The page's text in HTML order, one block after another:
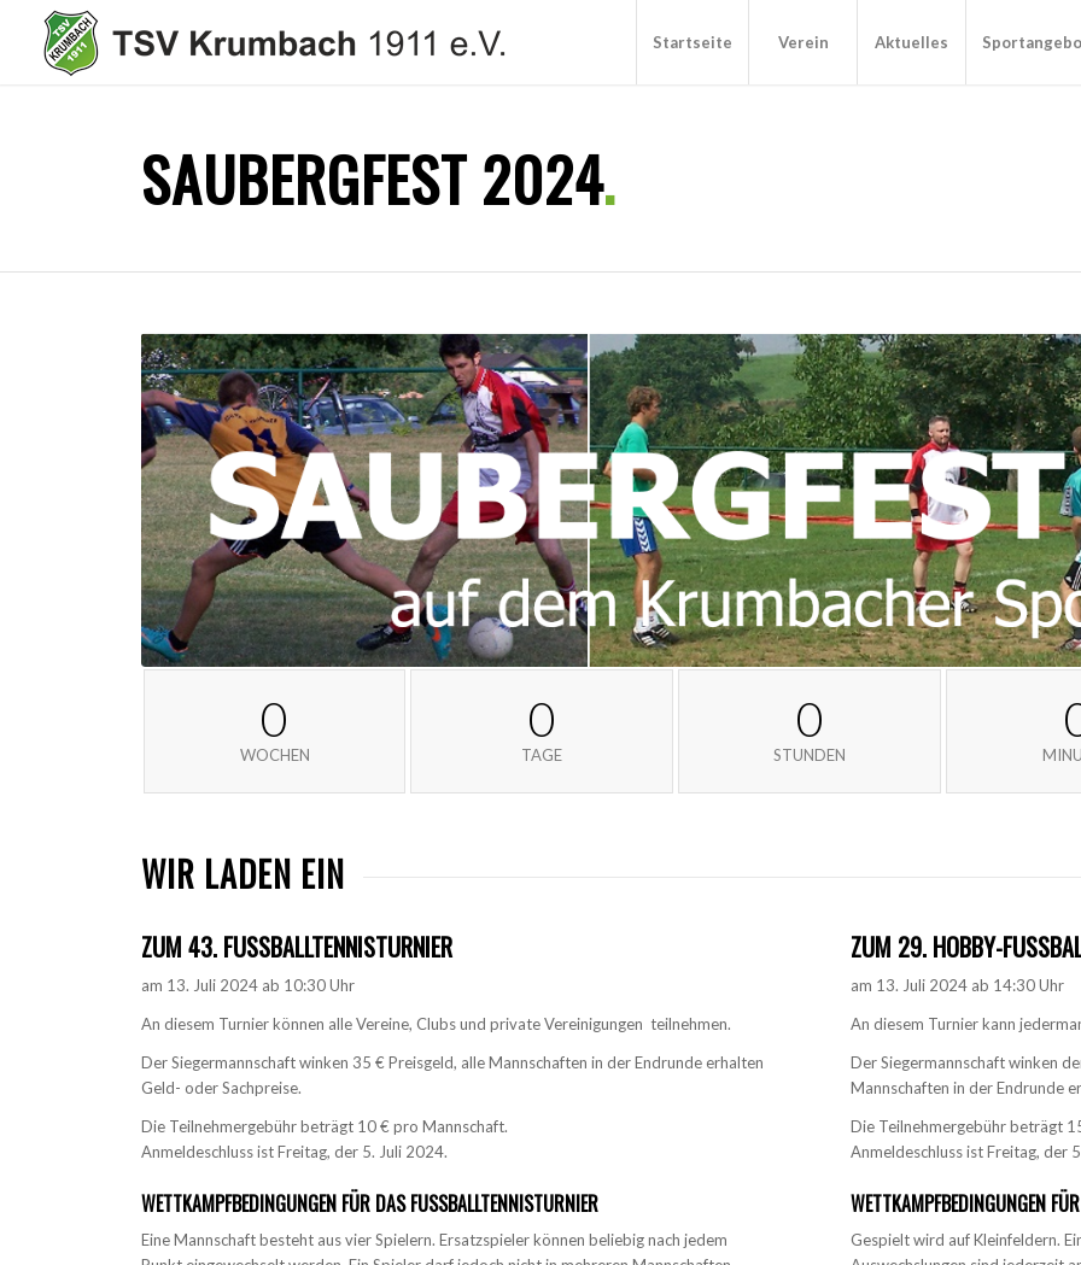
Startseite Verein Aktuelles
SAUBERGFEST 2024.
0
WOCHEN
0
TAGE
0
STUNDEN
WIR LADEN EIN
ZUM 43. FUSSBALLTENNISTURNIER
am 13. Juli 2024 ab 10:30 Uhr
An diesem Turnier können alle Vereine, Clubs und private Vereinigungen teilnehmen.
Der Siegermannschaft winken 35 € Preisgeld, alle Mannschaften in der Endrunde erhalten
Geld- oder Sachpreise.
Die Teilnehmergebühr beträgt 10 € pro Mannschaft.
Anmeldeschluss ist Freitag, der 5. Juli 2024.
WETTKAMPFBEDINGUNGEN FÜR DAS FUSSBALLTENNISTURNIER
Eine Mannschaft besteht aus vier Spielern. Ersatzspieler können beliebig nach jedem
ZUM 29. HOBBY-
am 13. Juli 2024 ab 14:30 Uhr
An diesem Turnier kann
Der Siegermannschaft winken
Mannschaften in der Endrunde
Die Teilnehmergebühr beträgt
Anmeldeschluss ist Freitag, der
WETTKAMPFBEDINGUNGEN
Gespielt wird auf Kleinfeldern.